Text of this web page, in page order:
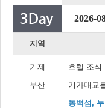
2026-
지역
거제
부산
호텔 조식
거가대교
동백섬,